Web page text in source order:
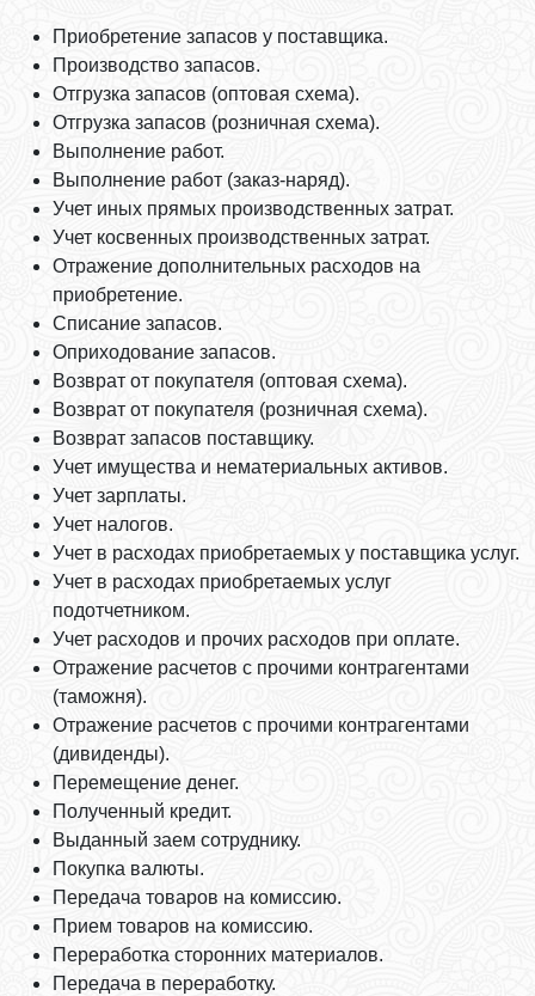
Приобретение запасов у поставщика.
Производство запасов.
Отгрузка запасов (оптовая схема).
Отгрузка запасов (розничная схема).
Выполнение работ.
Выполнение работ (заказ-наряд).
Учет иных прямых производственных затрат.
Учет косвенных производственных затрат.
Отражение дополнительных расходов на
приобретение.
Списание запасов.
Оприходование запасов.
Возврат от покупателя (оптовая схема).
Возврат от покупателя (розничная схема).
Возврат запасов поставщику.
Учет имущества и нематериальных активов.
Учет зарплаты.
Учет налогов.
Учет в расходах приобретаемых у поставщика услуг.
Учет в расходах приобретаемых услуг
подотчетником.
Учет расходов и прочих расходов при оплате.
Отражение расчетов с прочими контрагентами
(таможня).
Отражение расчетов с прочими контрагентами
(дивиденды).
Перемещение денег.
Полученный кредит.
Выданный заем сотруднику.
Покупка валюты.
Передача товаров на комиссию.
Прием товаров на комиссию.
Переработка сторонних материалов.
Передача в переработку.